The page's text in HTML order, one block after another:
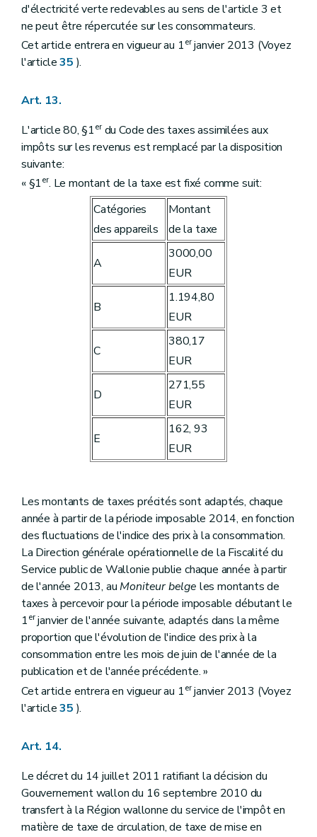
d'électricité verte redevables au sens de l'article 3 et
ne peut être répercutée sur les consommateurs.
Cet article entrera en vigueur au 1erjanvier 2013 (Voyez
l'article35 ).
Art. 13.
L'article 80, §1erdu Code des taxes assimilées aux
impôts sur les revenus est remplacé par la disposition
suivante:
« §1er. Le montant de la taxe est fixé comme suit:
Catégories
des appareils
Montant
de la taxe
A
3000,00
EUR
B
1.194,80
EUR
C
380,17
EUR
D
271,55
EUR
E
162, 93
EUR
Les montants de taxes précités sont adaptés, chaque
année à partir de la période imposable 2014, en fonction
des fluctuations de l'indice des prix à la consommation.
La Direction générale opérationnelle de la Fiscalité du
Service public de Wallonie publie chaque année à partir
de l'année 2013, auMoniteur belge les montants de
taxes à percevoir pour la période imposable débutant le
1erjanvier de l'année suivante, adaptés dans la même
proportion que l'évolution de l'indice des prix à la
consommation entre les mois de juin de l'année de la
publication et de l'année précédente. »
Cet article entrera en vigueur au 1erjanvier 2013 (Voyez
l'article35 ).
Art. 14.
Le décret du 14 juillet 2011 ratifiant la décision du
Gouvernement wallon du 16 septembre 2010 du
transfert à la Région wallonne du service de l'impôt en
matière de taxe de circulation, de taxe de mise en